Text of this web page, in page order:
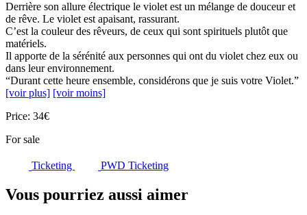
Derrière son allure électrique le violet est un mélange de douceur et
de rêve. Le violet est apaisant, rassurant.
C’est la couleur des rêveurs, de ceux qui sont spirituels plutôt que
matériels.
Il apporte de la sérénité aux personnes qui ont du violet chez eux ou
dans leur environnement.
“Durant cette heure ensemble, considérons que je suis votre Violet.”
[voir plus] [voir moins]
Price: 34€
For sale
Ticketing PWD Ticketing
Vous pourriez aussi aimer